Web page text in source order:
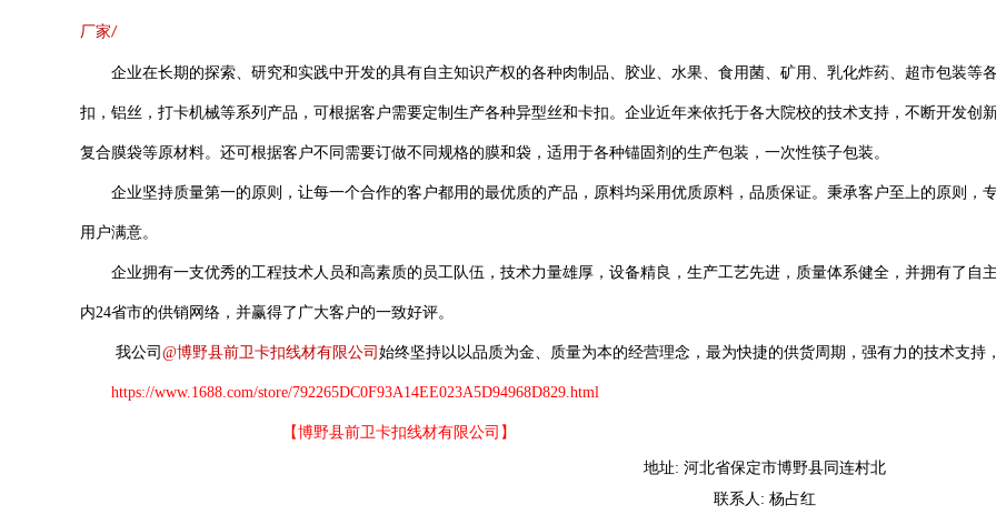
厂家/
企业在长期的探索、研究和实践中开发的具有自主知识产权的各种肉制品、胶业、水果、食用菌、矿用、乳化炸药、超市包装等
扣，铝丝，打卡机械等系列产品，可根据客户需要定制生产各种异型丝和卡扣。企业近年来依托于各大院校的技术支持，不断开发创
复合膜袋等原材料。还可根据客户不同需要订做不同规格的膜和袋，适用于各种锚固剂的生产包装，一次性筷子包装。
企业坚持质量第一的原则，让每一个合作的客户都用的最优质的产品，原料均采用优质原料，品质保证。秉承客户至上的原则，
用户满意。
企业拥有一支优秀的工程技术人员和高素质的员工队伍，技术力量雄厚，设备精良，生产工艺先进，质量体系健全，并拥有了自
内24省市的供销网络，并赢得了广大客户的一致好评。
我公司 @博野县前卫卡扣线材有限公司 始终坚持以以品质为金、质量为本的经营理念，最为快捷的供货周期，强有力的技术支
https://www.1688.com/store/792265DC0F93A14EE023A5D94968D829.html
【博野县前卫卡扣线材有限公司 】
地址: 河北省保定市博野县同连村北
联系人 : 杨占红